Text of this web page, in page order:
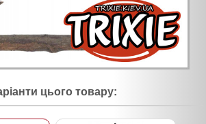
цього товару: